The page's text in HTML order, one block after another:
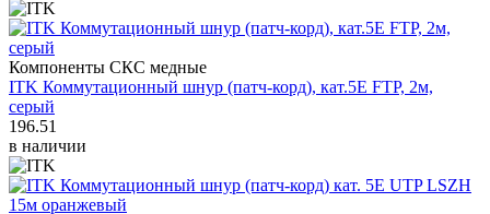
Компоненты СКС медные
ITK Коммутационный шнур (патч-корд), кат.5Е FTP, 2м,
серый
196.51
в наличии